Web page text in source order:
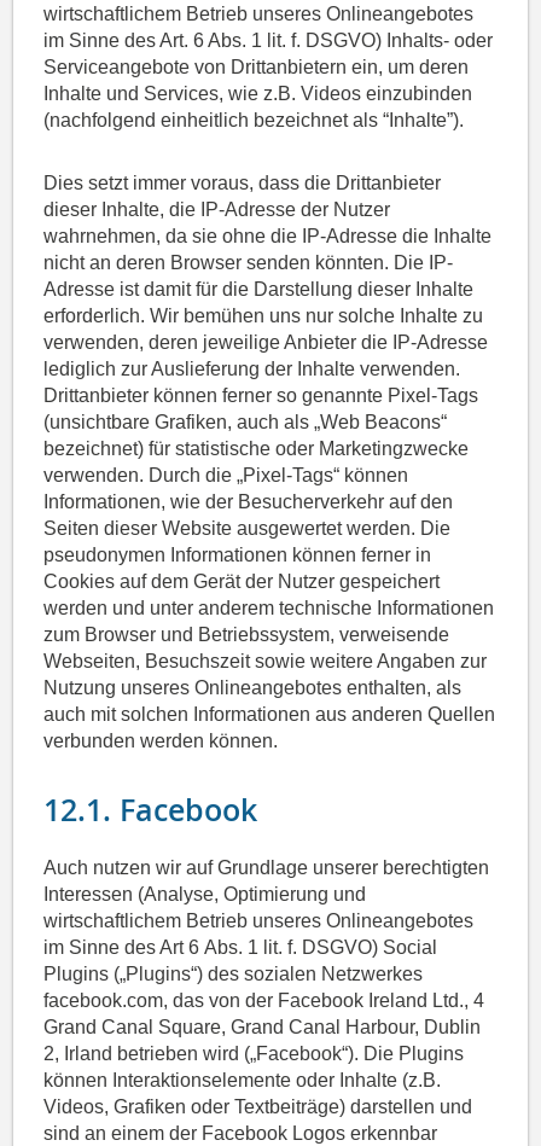
wirtschaftlichem Betrieb unseres Onlineangebotes
im Sinne des Art. 6 Abs. 1 lit. f. DSGVO) Inhalts- oder
Serviceangebote von Drittanbietern ein, um deren
Inhalte und Services, wie z.B. Videos einzubinden
(nachfolgend einheitlich bezeichnet als “Inhalte”).
Dies setzt immer voraus, dass die Drittanbieter
dieser Inhalte, die IP-Adresse der Nutzer
wahrnehmen, da sie ohne die IP-Adresse die Inhalte
nicht an deren Browser senden könnten. Die IP-
Adresse ist damit für die Darstellung dieser Inhalte
erforderlich. Wir bemühen uns nur solche Inhalte zu
verwenden, deren jeweilige Anbieter die IP-Adresse
lediglich zur Auslieferung der Inhalte verwenden.
Drittanbieter können ferner so genannte Pixel-Tags
(unsichtbare Grafiken, auch als „Web Beacons“
bezeichnet) für statistische oder Marketingzwecke
verwenden. Durch die „Pixel-Tags“ können
Informationen, wie der Besucherverkehr auf den
Seiten dieser Website ausgewertet werden. Die
pseudonymen Informationen können ferner in
Cookies auf dem Gerät der Nutzer gespeichert
werden und unter anderem technische Informationen
zum Browser und Betriebssystem, verweisende
Webseiten, Besuchszeit sowie weitere Angaben zur
Nutzung unseres Onlineangebotes enthalten, als
auch mit solchen Informationen aus anderen Quellen
verbunden werden können.
12.1. Facebook
Auch nutzen wir auf Grundlage unserer berechtigten
Interessen (Analyse, Optimierung und
wirtschaftlichem Betrieb unseres Onlineangebotes
im Sinne des Art 6 Abs. 1 lit. f. DSGVO) Social
Plugins („Plugins“) des sozialen Netzwerkes
facebook.com, das von der Facebook Ireland Ltd., 4
Grand Canal Square, Grand Canal Harbour, Dublin
2, Irland betrieben wird („Facebook“). Die Plugins
können Interaktionselemente oder Inhalte (z.B.
Videos, Grafiken oder Textbeiträge) darstellen und
sind an einem der Facebook Logos erkennbar